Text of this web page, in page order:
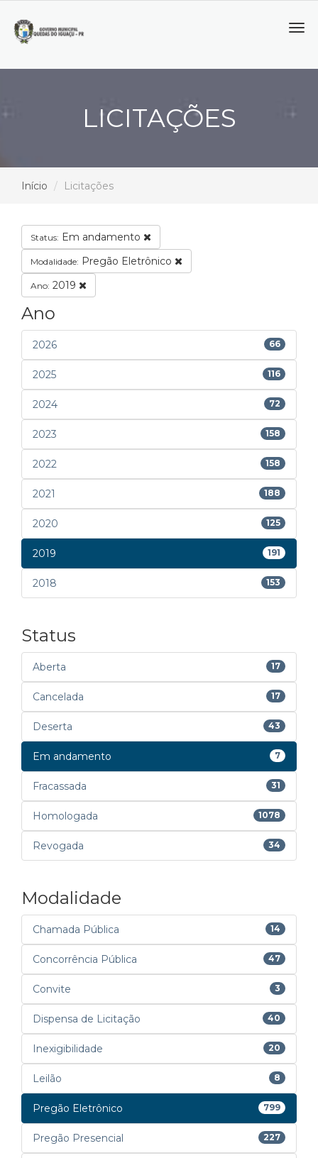
LICITAÇÕES
Início Licitações
Status: Em andamento
Modalidade: Pregão Eletrônico
Ano: 2019
Ano
2026 66
2025 116
2024 72
2023 158
2022 158
2021 188
2020 125
2019 191
2018 153
Status
Aberta 17
Cancelada 17
Deserta 43
Em andamento 7
Fracassada 31
Homologada 1078
Revogada 34
Modalidade
Chamada Pública 14
Concorrência Pública 47
Convite 3
Dispensa de Licitação 40
Inexigibilidade 20
Leilão 8
Pregão Eletrônico 799
Pregão Presencial 227